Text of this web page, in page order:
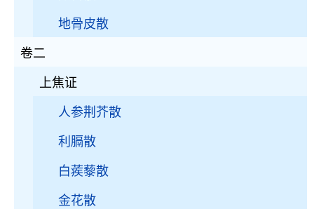
地骨皮散
卷二
上焦证
人参荆芥散
利膈散
白蒺藜散
金花散